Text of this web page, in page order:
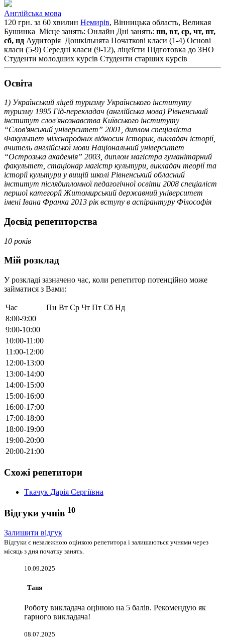
Англійська мова
120 грн. за 60 хвилин Немирів, Вінницька область, Великая
Бушинка Місце занять: Онлайн Дні занять: пн, вт, ср, чт, пт,
сб, нд Аудиторія Дошкільнята Початкові класи (1-4) Основі
класи (5-9) Середні класи (9-12), ліцеїсти Підготовка до ЗНО
Студенти молодших курсів Студенти старших курсів
Освiта
1) Український ліцей туризму Українського інституту
туризму 1995 Гід-перекладач (англійська мова) Рівненський
інститут слов'янознавства Київського інституту
“Слов'янський університет” 2001, диплом спеціаліста
Факультет міжнародних відносин Історик, викладач історії,
вчитель англійської мови Національний університет
“Острозька академія” 2003, диплом магістра гуманітарний
факультет, стаціонар магістр культури, викладач теорії та
історії культури у вищій школі Рівненський обласний
інститут післядипломної педагогічної освіти 2008 спеціаліст
першої категорії Житомирський державний університет
імені Івана Франка 2013 рік вступу в аспірантуру Філософія
Досвід репетиторства
10 років
Мій розклад
У розкладі зазначено час, коли репетитор потенційно може
займатися з Вами:
Час Пн Вт Ср Чт Пт Сб Нд
8:00-9:00
9:00-10:00
10:00-11:00
11:00-12:00
12:00-13:00
13:00-14:00
14:00-15:00
15:00-16:00
16:00-17:00
17:00-18:00
18:00-19:00
19:00-20:00
20:00-21:00
Схожі репетитори
Ткачук Дарія Сергіївна
Відгуки учнів 10
Залишити відгук
Відгуки є незалежною оцінкою репетитора і залишаються учнями через
місяць з дня початку занять.
10.09.2025
Таня
Роботу викладача оцінюю на 5 балів. Рекомендую як
гарного викладача!
08.07.2025